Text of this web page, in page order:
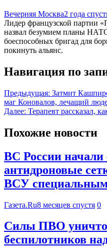
Вечерняя Москва2 года
Лидер французской партии
назвал безумием планы
боеспособных бригад для
покинуть альянс.
Навигация по
Предыдущая: Затмит
маг Коновалов, лечащий
Далее: Терапевт рассказал,
Похожие новости
ВС России начали
антидроновые
ВСУ
Газета.Ru8 месяцев спустя 0
Силы ПВО
беспилотников